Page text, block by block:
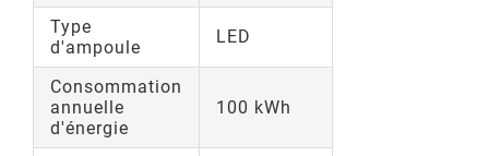
Type
d'ampoule
LED
Consommation
annuelle
d'énergie
100 kWh